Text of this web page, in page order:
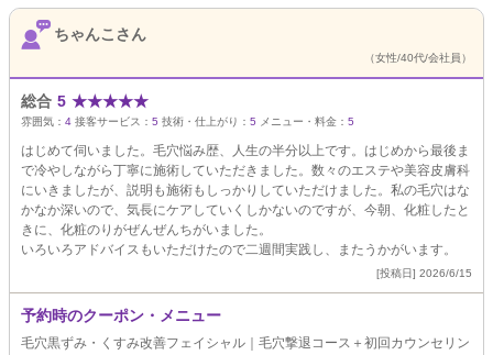
ちゃんこさん
（女性/40代/会社員）
総合 5 ★★★★★
雰囲気： 4 接客サービス： 5 技術・仕上がり： 5 メニュー・料金： 5
はじめて伺いました。毛穴悩み歴、人生の半分以上です。はじめから最後ま
で冷やしながら丁寧に施術していただきました。数々のエステや美容皮膚科
にいきましたが、説明も施術もしっかりしていただけました。私の毛穴はな
かなか深いので、気長にケアしていくしかないのですが、今朝、化粧したと
きに、化粧のりがぜんぜんちがいました。
いろいろアドバイスもいただけたので二週間実践し、またうかがいます。
[投稿日] 2026/6/15
予約時のクーポン・メニュー
毛穴黒ずみ・くすみ改善フェイシャル｜毛穴撃退コース＋初回カウンセリン